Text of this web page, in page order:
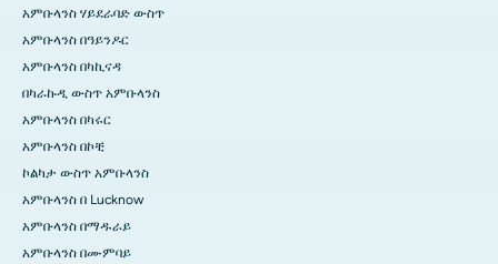
አምቡላንስ ሃይደራባድ ውስጥ
አምቡላንስ በዓይንዶር
አምቡላንስ በካኪናዳ
በካራኩዲ ውስጥ አምቡላንስ
አምቡላንስ በካሩር
አምቡላንስ በኮቺ
ኮልካታ ውስጥ አምቡላንስ
አምቡላንስ በ Lucknow
አምቡላንስ በማዱራይ
አምቡላንስ በሙምባይ